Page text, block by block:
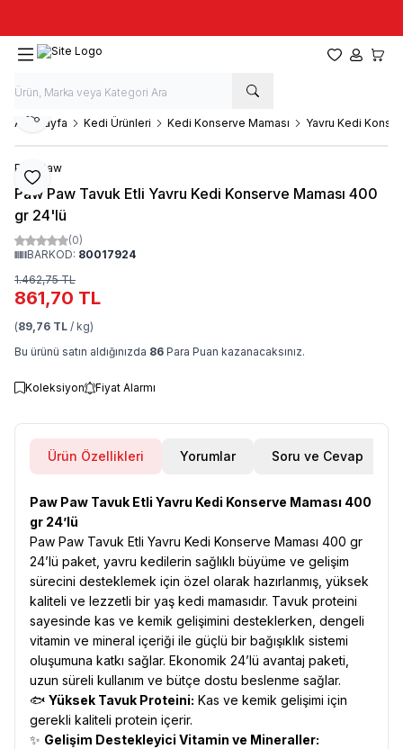
Favorilerim
Hesabım
Ana Sayfa Kedi Ürünleri Kedi Konserve Maması Yavru Kedi
Favoriye Ekle
Paylaş
Paw Paw
Paw Paw Tavuk Etli Yavru Kedi Konserve Maması 400
gr 24'lü
(0)
BARKOD: 80017924
1.462,75TL
861,70 TL
(89,76 TL / kg)
Bu ürünü satın aldığınızda 86 Para Puan kazanacaksınız.
Koleksiyon Fiyat Alarmı
Ürün Özellikleri Yorumlar Soru ve Cevap
Paw Paw Tavuk Etli Yavru Kedi Konserve Maması 400
gr 24’lü
Paw Paw Tavuk Etli Yavru Kedi Konserve Maması 400 gr
24’lü paket, yavru kedilerin sağlıklı büyüme ve gelişim
sürecini desteklemek için özel olarak hazırlanmış, yüksek
kaliteli ve lezzetli bir yaş kedi mamasıdır. Tavuk proteini
sayesinde kas ve kemik gelişimini desteklerken, dengeli
vitamin ve mineral içeriği ile güçlü bir bağışıklık sistemi
oluşumuna katkı sağlar. Ekonomik 24’lü avantaj paketi,
uzun süreli kullanım ve bütçe dostu beslenme sağlar.
🐟 Yüksek Tavuk Proteini: Kas ve kemik gelişimi için
gerekli kaliteli protein içerir.
✨ Gelişim Destekleyici Vitamin ve Mineraller: